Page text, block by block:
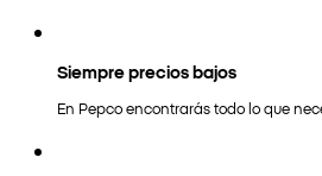
Siempre precios bajos
En Pepco encontrarás todo lo que